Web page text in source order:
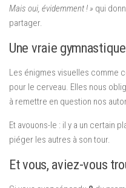
Mais oui, évidemment ! » qui
partager.
Une vraie
Les énigmes visuelles comme
pour le cerveau. Elles nous
à remettre en question nos
Et avouons-le : il y a un certain
piéger les autres à son tour.
Et vous, aviez-vous